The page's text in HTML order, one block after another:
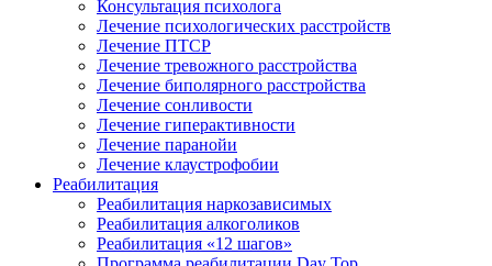
Консультация психолога
Лечение психологических расстройств
Лечение ПТСР
Лечение тревожного расстройства
Лечение биполярного расстройства
Лечение сонливости
Лечение гиперактивности
Лечение паранойи
Лечение клаустрофобии
Реабилитация
Реабилитация наркозависимых
Реабилитация алкоголиков
Реабилитация «12 шагов»